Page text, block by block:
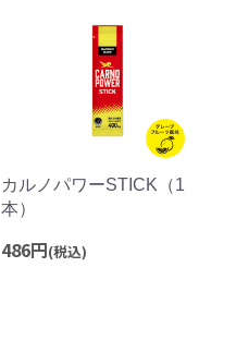
カルノパワーSTICK（1
本）
486円(税込)